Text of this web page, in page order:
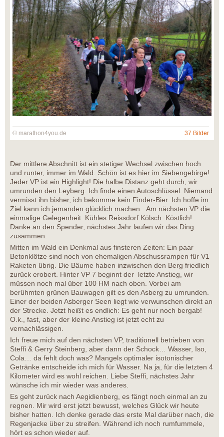
© marathon4you.de 37 Bilder
Der mittlere Abschnitt ist ein stetiger Wechsel zwischen hoch
und runter, immer im Wald. Schön ist es hier im Siebengebirge!
Jeder VP ist ein Highlight! Die halbe Distanz geht durch, wir
umrunden den Leyberg. Ich finde einen Autoschlüssel. Niemand
vermisst ihn bisher, ich bekomme kein Finder-Bier. Ich hoffe im
Ziel kann ich jemanden glücklich machen. Am nächsten VP die
einmalige Gelegenheit: Kühles Reissdorf Kölsch. Köstlich!
Danke an den Spender, nächstes Jahr laufen wir das Ding
zusammen.
Mitten im Wald ein Denkmal aus finsteren Zeiten: Ein paar
Betonklötze sind noch von ehemaligen Abschussrampen für V1
Raketen übrig. Die Bäume haben inzwischen den Berg friedlich
zurück erobert. Hinter VP 7 beginnt der letzte Anstieg, wir
müssen noch mal über 100 HM nach oben. Vorbei am
berühmten grünen Bauwagen gilt es den Asberg zu umrunden.
Einer der beiden Asberger Seen liegt wie verwunschen direkt an
der Strecke. Jetzt heißt es endlich: Es geht nur noch bergab!
O.k., fast, aber der kleine Anstieg ist jetzt echt zu
vernachlässigen.
Ich freue mich auf den nächsten VP, traditionell betrieben von
Steffi & Gerry Steinberg, aber dann der Schock… Wasser, Iso,
Cola… da fehlt doch was? Mangels optimaler isotonischer
Getränke entscheide ich mich für Wasser. Na ja, für die letzten 4
Kilometer wird es wohl reichen. Liebe Steffi, nächstes Jahr
wünsche ich mir wieder was anderes.
Es geht zurück nach Aegidienberg, es fängt noch einmal an zu
regnen. Mir wird erst jetzt bewusst, welches Glück wir heute
bisher hatten. Ich denke gerade das erste Mal darüber nach, die
Regenjacke über zu streifen. Während ich noch rumfummele,
hört es schon wieder auf.